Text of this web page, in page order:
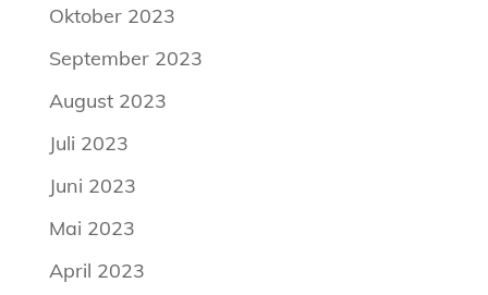
Oktober 2023
September 2023
August 2023
Juli 2023
Juni 2023
Mai 2023
April 2023